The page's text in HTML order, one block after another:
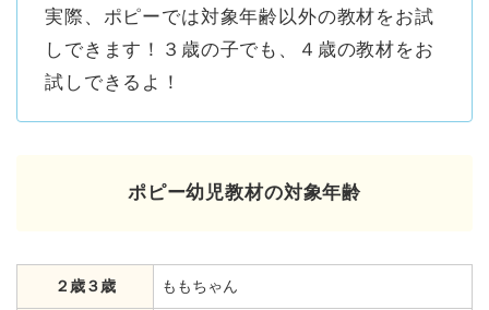
実際、ポピーでは対象年齢以外の教材をお試
しできます！３歳の子でも、４歳の教材をお
試しできるよ！
ポピー幼児教材の対象年齢
２歳３歳 ももちゃん